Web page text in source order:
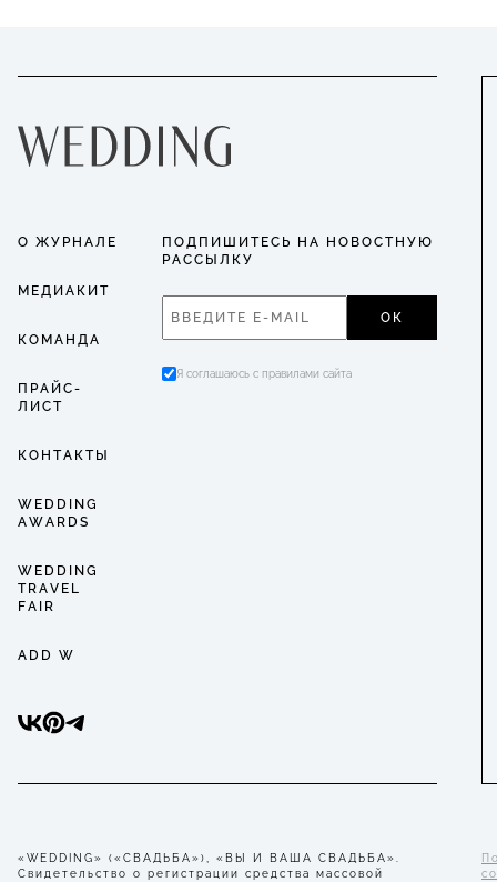
О ЖУРНАЛЕ
МЕДИАКИТ
КОМАНДА
ПРАЙС-
ЛИСТ
КОНТАКТЫ
WEDDING
AWARDS
WEDDING
TRAVEL
FAIR
ADD W
ПОДПИШИТЕСЬ НА НОВОСТНУЮ
РАССЫЛКУ
ОК
Я соглашаюсь с правилами сайта
«WEDDING» («СВАДЬБА»), «ВЫ И ВАША СВАДЬБА».
Свидетельство о регистрации средства массовой